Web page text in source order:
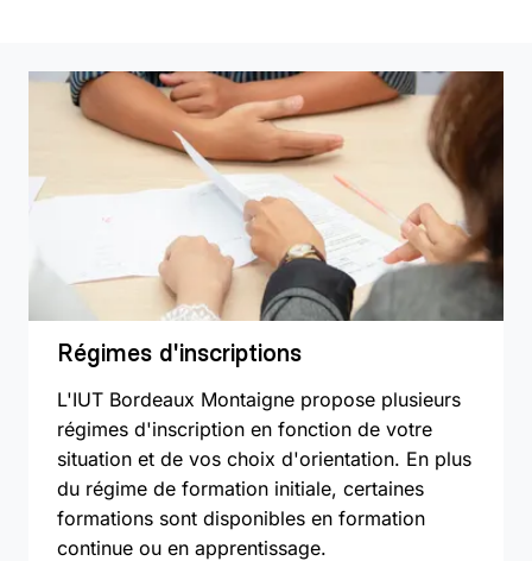
Régimes d'inscriptions
L'IUT Bordeaux Montaigne propose plusieurs
régimes d'inscription en fonction de votre
situation et de vos choix d'orientation. En plus
du régime de formation initiale, certaines
formations sont disponibles en formation
continue ou en apprentissage.